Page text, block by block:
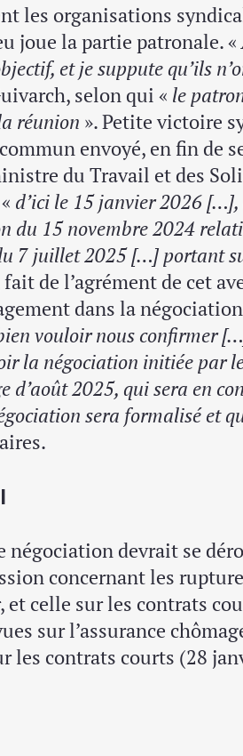
les organisations
joue la partie patronale. «
et je suppute qu’ils
selon qui « le
réunion ». Petite victoire
envoyé, en fin de
du Travail et des
d’ici le 15 janvier 2026 […],
du 15 novembre 2024
7 juillet 2025 […] portant
de l’agrément de cet
dans la
vouloir nous confirmer
la négociation initiée par
d’août 2025, qui sera en
sera formalisé et
négociation devrait se
concernant les
celle sur les contrats
sur l’assurance
les contrats courts (28